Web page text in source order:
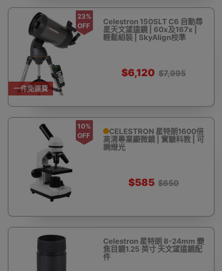
一件免運費
23%
OFF
Celestron 150SLT C6 自動尋
星天文望遠鏡 | 60x及167x |
輕鬆組裝 | SkyAlign校準
$6,120 $7,995
10%
OFF
CELESTRON 星特朗1600倍
高清專業顯微鏡 | 實驗科教 | 可
調燈光
$585 $650
Celestron 星特朗 8-24mm 變
焦目鏡1.25 英寸 天文望遠鏡配
件